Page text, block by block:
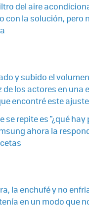
del aire
con la solución, pero
y subido el
de los actores en una
encontré este
se repite es "¿qué hay
ahora la
la enchufé y no
en un modo que